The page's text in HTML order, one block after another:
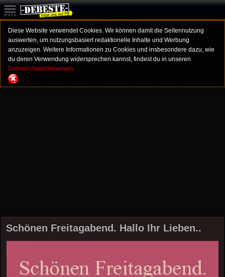
Diese Website verwendet Cookies. Wir können damit die Seitennutzung
auswerten, um nutzungsbasiert redaktionelle Inhalte und Werbung
anzuzeigen. Weitere Informationen zu Cookies und insbesondere dazu, wie
du deren Verwendung widersprechen kannst, findest du in unseren
Datenschutzhinweisen.
Schönen Freitagabend. Hallo Ihr Lieben..